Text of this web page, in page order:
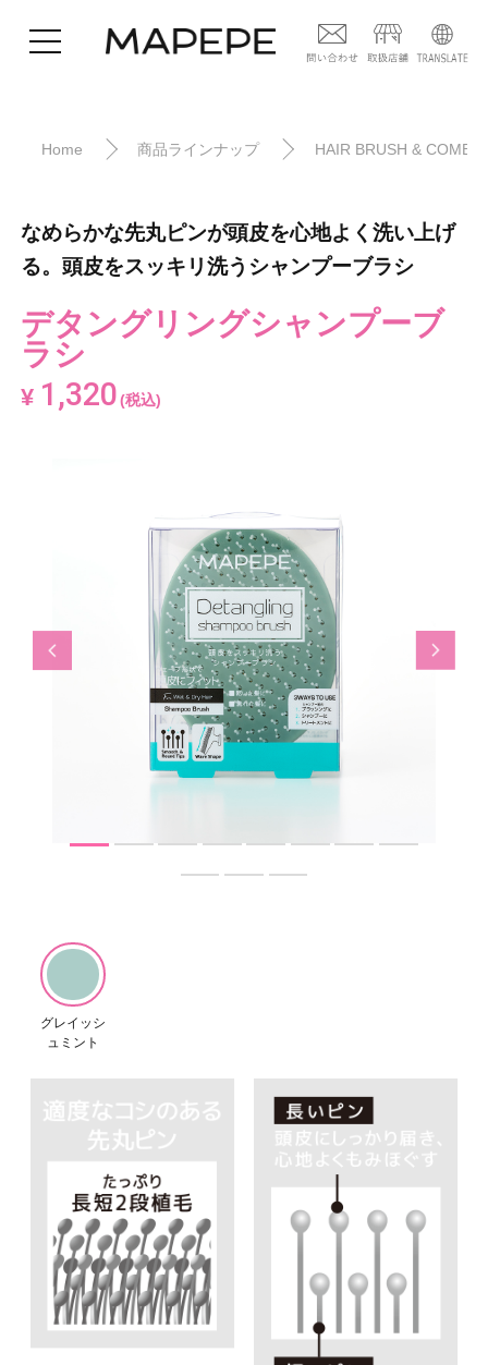
Home 商品ラインナップ HAIR BRUSH & COMB
なめらかな先丸ピンが頭皮を心地よく洗い上げ
る。頭皮をスッキリ洗うシャンプーブラシ
デタングリングシャンプーブ
ラシ
¥ 1,320 (税込)
Previous Next
グレイッシ
ュミント